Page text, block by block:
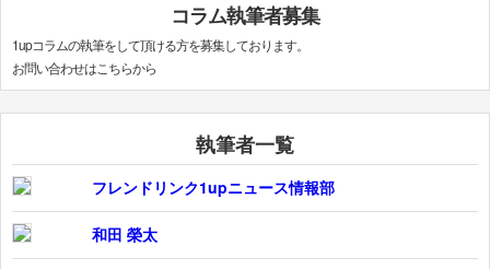
コラム執筆者募集
1upコラムの執筆をして頂ける方を募集しております。
お問い合わせはこちらから
執筆者一覧
フレンドリンク1upニュース情報部
和田 榮太